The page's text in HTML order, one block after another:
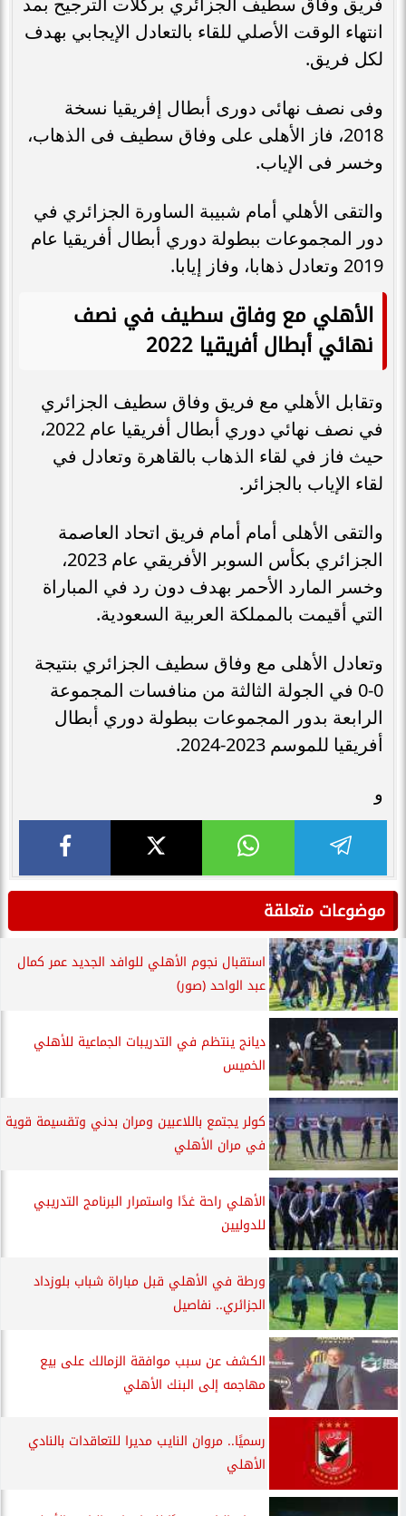
انتهاء الوقت الأصلي للقاء بالتعادل الإيجابي بهدف
لكل فريق.
وفى نصف نهائى دورى أبطال إفريقيا نسخة
2018، فاز الأهلى على وفاق سطيف فى الذهاب،
وخسر فى الإياب.
والتقى الأهلي أمام شبيبة الساورة الجزائري في
دور المجموعات ببطولة دوري أبطال أفريقيا عام
2019 وتعادل ذهابا، وفاز إيابا.
الأهلي مع وفاق سطيف في نصف
نهائي أبطال أفريقيا 2022
وتقابل الأهلي مع فريق وفاق سطيف الجزائري
في نصف نهائي دوري أبطال أفريقيا عام 2022،
حيث فاز في لقاء الذهاب بالقاهرة وتعادل في
لقاء الإياب بالجزائر.
والتقى الأهلى أمام أمام فريق اتحاد العاصمة
الجزائري بكأس السوبر الأفريقي عام 2023،
وخسر المارد الأحمر بهدف دون رد في المباراة
التي أقيمت بالمملكة العربية السعودية.
وتعادل الأهلى مع وفاق سطيف الجزائري بنتيجة
0-0 في الجولة الثالثة من منافسات المجموعة
الرابعة بدور المجموعات ببطولة دوري أبطال
أفريقيا للموسم 2023-2024.
و
موضوعات متعلقة
استقبال نجوم الأهلي للوافد الجديد عمر كمال
عبد الواحد (صور)
ديانج ينتظم في التدريبات الجماعية للأهلي
الخميس
كولر يجتمع باللاعبين ومران بدني وتقسيمة قوية
في مران الأهلي
الأهلي راحة غدًا واستمرار البرنامج التدريبي
للدوليين
ورطة في الأهلي قبل مباراة شباب بلوزداد
الجزائري.. نفاصيل
الكشف عن سبب موافقة الزمالك على بيع
مهاجمه إلى البنك الأهلي
رسميًا.. مروان النايب مديرا للتعاقدات بالنادي
الأهلي